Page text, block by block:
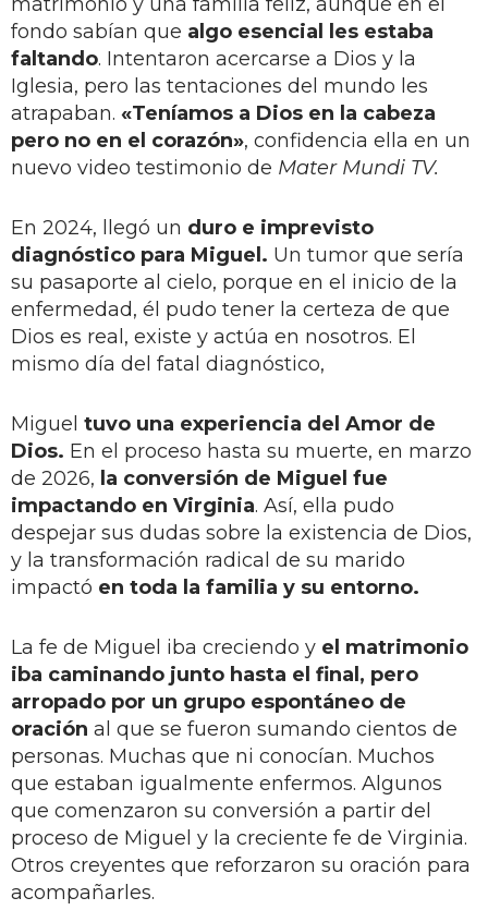
fondo sabían que algo esencial les estaba
faltando. Intentaron acercarse a Dios y la
Iglesia, pero las tentaciones del mundo les
atrapaban. «Teníamos a Dios en la cabeza
pero no en el corazón», confidencia ella en un
nuevo video testimonio de Mater Mundi TV.
En 2024, llegó un duro e imprevisto
diagnóstico para Miguel. Un tumor que sería
su pasaporte al cielo, porque en el inicio de la
enfermedad, él pudo tener la certeza de que
Dios es real, existe y actúa en nosotros. El
mismo día del fatal diagnóstico,
Miguel tuvo una experiencia del Amor de
Dios. En el proceso hasta su muerte, en marzo
de 2026, la conversión de Miguel fue
impactando en Virginia. Así, ella pudo
despejar sus dudas sobre la existencia de Dios,
y la transformación radical de su marido
impactó en toda la familia y su entorno.
La fe de Miguel iba creciendo y el matrimonio
iba caminando junto hasta el final, pero
arropado por un grupo espontáneo de
oración al que se fueron sumando cientos de
personas. Muchas que ni conocían. Muchos
que estaban igualmente enfermos. Algunos
que comenzaron su conversión a partir del
proceso de Miguel y la creciente fe de Virginia.
Otros creyentes que reforzaron su oración para
acompañarles.